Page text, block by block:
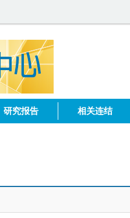
研究报告 相关连结